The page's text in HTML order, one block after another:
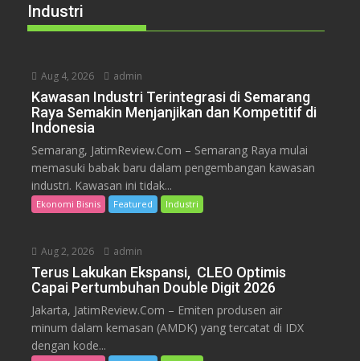
Industri
Aug 4, 2026 admin
Kawasan Industri Terintegrasi di Semarang
Raya Semakin Menjanjikan dan Kompetitif di
Indonesia
Semarang, JatimReview.Com – Semarang Raya mulai
memasuki babak baru dalam pengembangan kawasan
industri. Kawasan ini tidak...
Ekonomi Bisnis Featured Industri
Aug 2, 2026 admin
Terus Lakukan Ekspansi, CLEO Optimis
Capai Pertumbuhan Double Digit 2026
Jakarta, JatimReview.Com – Emiten produsen air
minum dalam kemasan (AMDK) yang tercatat di IDX
dengan kode...